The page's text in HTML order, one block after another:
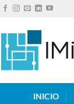
INICIO